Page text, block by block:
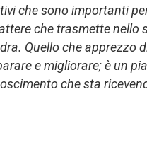
che sono importanti
che trasmette nello
Quello che apprezzo
e migliorare; è un
che sta